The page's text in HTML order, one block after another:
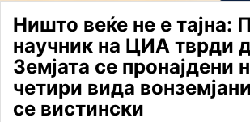
Ништо веќе не е тајна:
научник на ЦИА тврди
Земјата се пронајдени
четири вида
се вистински